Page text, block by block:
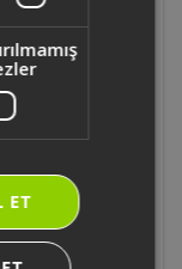
ticari
ET